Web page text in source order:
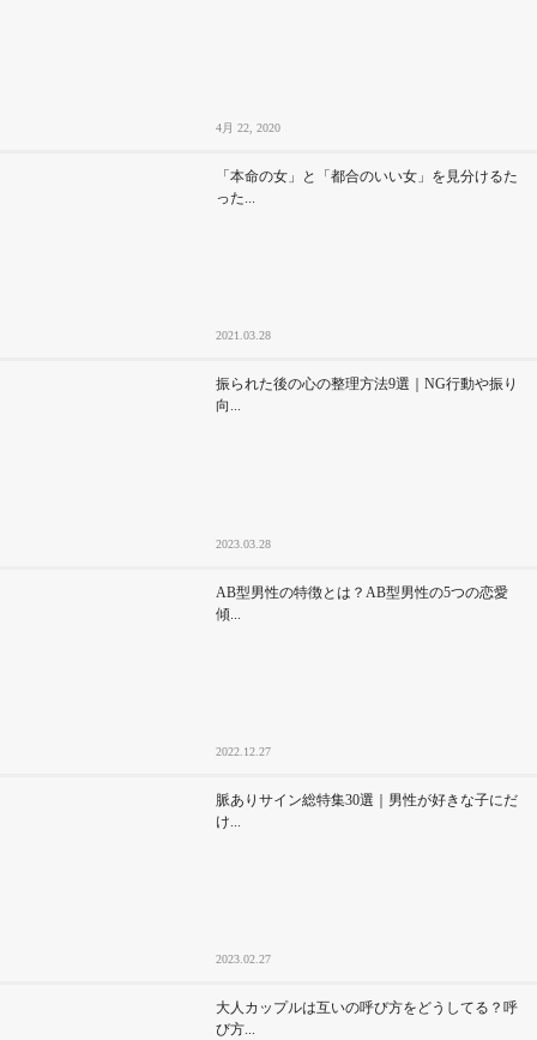
4月 22, 2020
「本命の女」と「都合のいい女」を見分けるた
った...
2021.03.28
振られた後の心の整理方法9選｜NG行動や振り
向...
2023.03.28
AB型男性の特徴とは？AB型男性の5つの恋愛
傾...
2022.12.27
脈ありサイン総特集30選｜男性が好きな子にだ
け...
2023.02.27
大人カップルは互いの呼び方をどうしてる？呼
び方...